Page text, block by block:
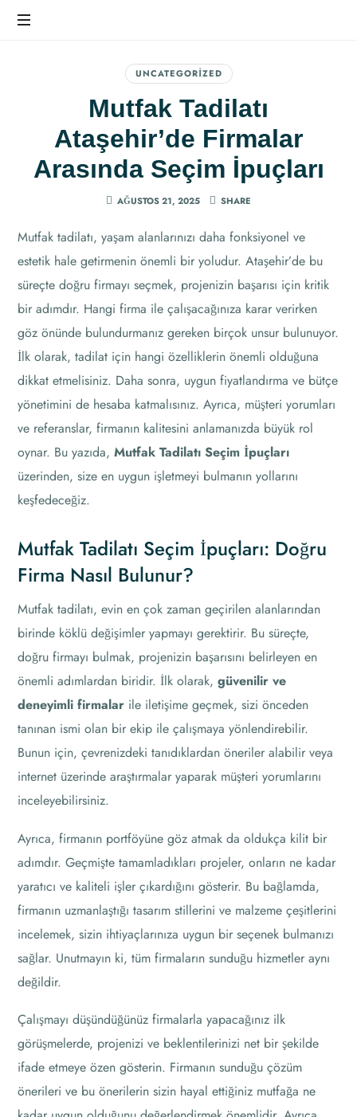
UNCATEGORIZED
Mutfak Tadilatı
Ataşehir’de Firmalar
Arasında Seçim İpuçları
AĞUSTOS 21, 2025 SHARE
Mutfak tadilatı, yaşam alanlarınızı daha fonksiyonel ve
estetik hale getirmenin önemli bir yoludur. Ataşehir’de bu
süreçte doğru firmayı seçmek, projenizin başarısı için kritik
bir adımdır. Hangi firma ile çalışacağınıza karar verirken
göz önünde bulundurmanız gereken birçok unsur bulunuyor.
İlk olarak, tadilat için hangi özelliklerin önemli olduğuna
dikkat etmelisiniz. Daha sonra, uygun fiyatlandırma ve bütçe
yönetimini de hesaba katmalısınız. Ayrıca, müşteri yorumları
ve referanslar, firmanın kalitesini anlamanızda büyük rol
oynar. Bu yazıda,Mutfak Tadilatı Seçim İpuçları
üzerinden, size en uygun işletmeyi bulmanın yollarını
keşfedeceğiz.
Mutfak Tadilatı Seçim İpuçları: Doğru
Firma Nasıl Bulunur?
Mutfak tadilatı, evin en çok zaman geçirilen alanlarından
birinde köklü değişimler yapmayı gerektirir. Bu süreçte,
doğru firmayı bulmak, projenizin başarısını belirleyen en
önemli adımlardan biridir. İlk olarak,güvenilir ve
deneyimli firmalar ile iletişime geçmek, sizi önceden
tanınan ismi olan bir ekip ile çalışmaya yönlendirebilir.
Bunun için, çevrenizdeki tanıdıklardan öneriler alabilir veya
internet üzerinde araştırmalar yaparak müşteri yorumlarını
inceleyebilirsiniz.
Ayrıca, firmanın portföyüne göz atmak da oldukça kilit bir
adımdır. Geçmişte tamamladıkları projeler, onların ne kadar
yaratıcı ve kaliteli işler çıkardığını gösterir. Bu bağlamda,
firmanın uzmanlaştığı tasarım stillerini ve malzeme çeşitlerini
incelemek, sizin ihtiyaçlarınıza uygun bir seçenek bulmanızı
sağlar. Unutmayın ki, tüm firmaların sunduğu hizmetler aynı
değildir.
Çalışmayı düşündüğünüz firmalarla yapacağınız ilk
görüşmelerde, projenizi ve beklentilerinizi net bir şekilde
ifade etmeye özen gösterin. Firmanın sunduğu çözüm
önerileri ve bu önerilerin sizin hayal ettiğiniz mutfağa ne